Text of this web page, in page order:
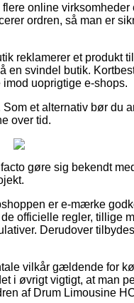
online virksomheder
ordren, så man er
reklamerer et produkt
en svindel butik.
uoprigtige e-shops.
et alternativ bør du
over tid.
gøre sig bekendt
er e-mærke
officielle regler, tillige
Derudover
vilkår gældende for
i øvrigt vigtigt, at man
af Drum Limousine